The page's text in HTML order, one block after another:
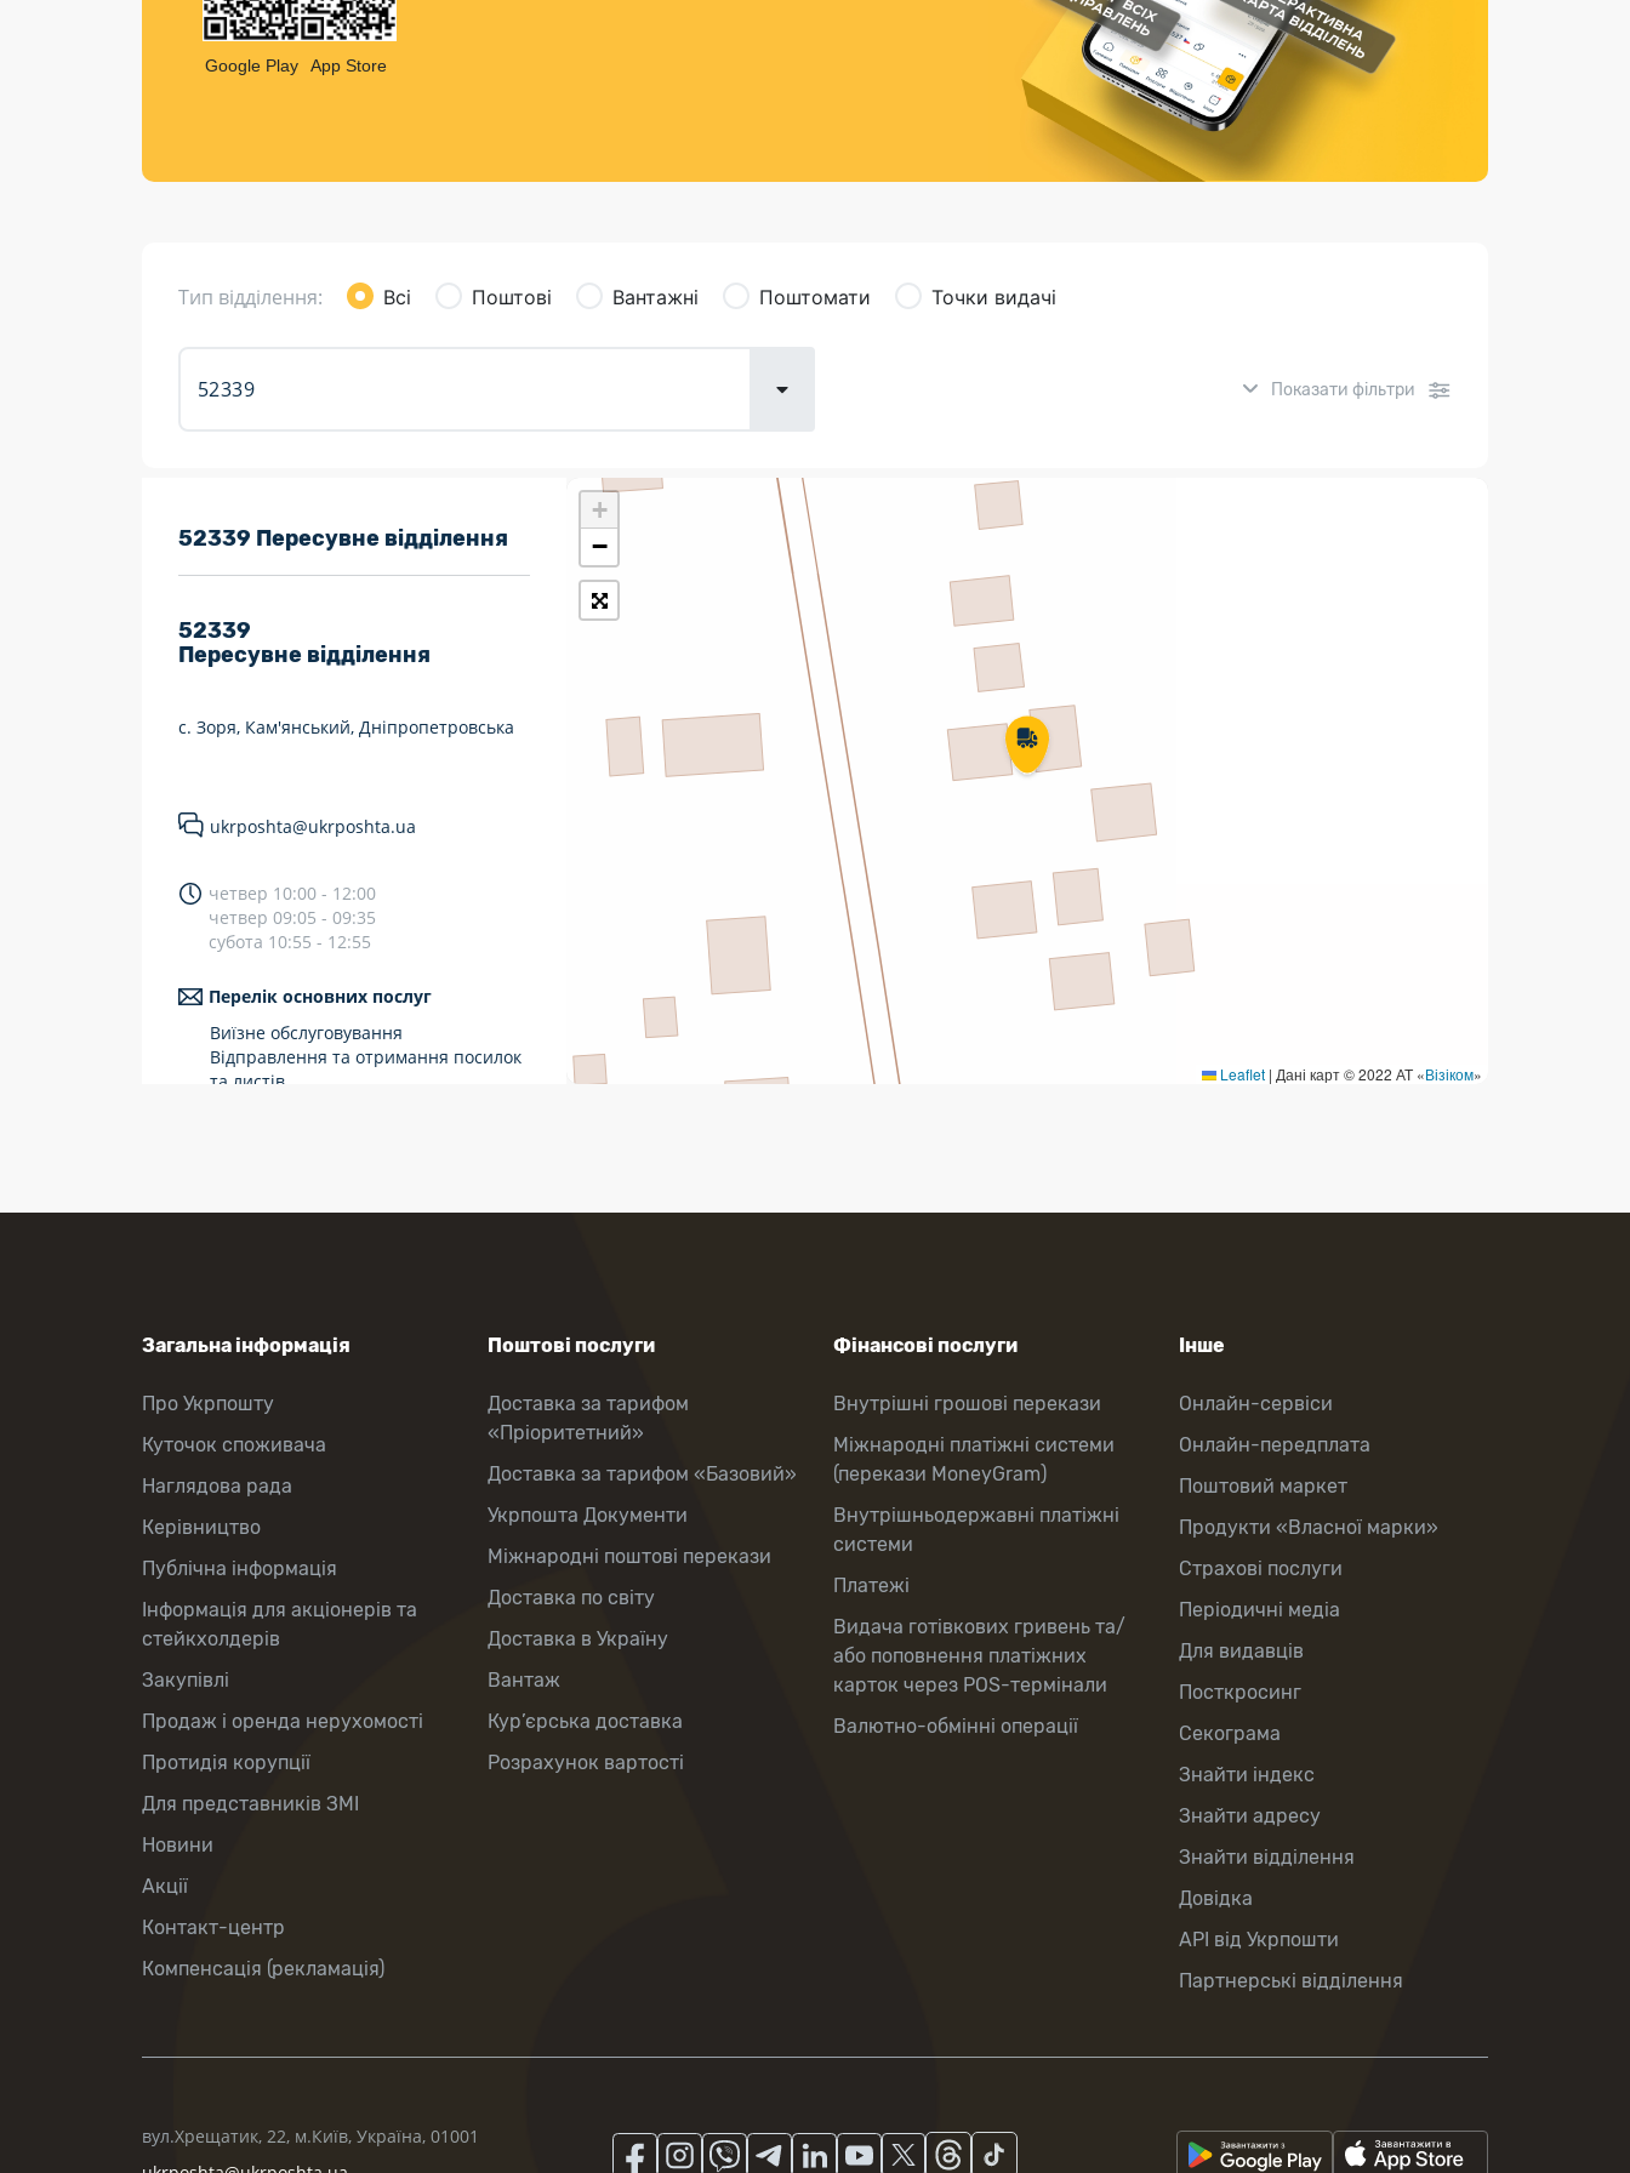
Листи та листівки
Кур’єрська доставка
Страхові послуги
Каталог «Укрпошта Маркет»
Google Play App Store
Тип відділення: Всі Поштові Вантажні Поштомати Точки видачі
Показати фільтри
7 днів на тиждень
Працюють після 19:00
Працюють у вихідні
Поштові послуги:
Укрпошта Експрес/тариф
Укрпошта Стандарт/тариф «Базовий»
Доставка за межі України
Прийом вантажів
52339 Пересувне відділення
52339
Пересувне відділення
с. Зоря, Кам'янський, Дніпропетровська
ukrposhta@ukrposhta.ua
четвер 10:00 - 12:00
четвер 09:05 - 09:35
субота 10:55 - 12:55
Перелік основних послуг
Виїзне обслуговування
Відправлення та отримання посилок
та листів
+
−
Leaflet | Дані карт © 2022 АТ «Візіком»
Загальна інформація
Про Укрпошту
Куточок споживача
Наглядова рада
Керівництво
Публічна інформація
Інформація для акціонерів та
стейкхолдерів
Закупівлі
Продаж і оренда нерухомості
Протидія корупції
Для представників ЗМІ
Новини
Акції
Контакт-центр
Компенсація (рекламація)
Поштові послуги
Доставка за тарифом
«Пріоритетний»
Доставка за тарифом «Базовий»
Укрпошта Документи
Міжнародні поштові перекази
Доставка по світу
Доставка в Україну
Вантаж
Кур’єрська доставка
Розрахунок вартості
Фінансові послуги
Внутрішні грошові перекази
Міжнародні платіжні системи
(перекази MoneyGram)
Внутрішньодержавні платіжні
системи
Платежі
Видача готівкових гривень та/
або поповнення платіжних
карток через POS-термінали
Валютно-обмінні операції
Інше
Онлайн-сервіси
Онлайн-передплата
Поштовий маркет
Продукти «Власної марки»
Страхові послуги
Періодичні медіа
Для видавців
Посткросинг
Секограма
Знайти індекс
Знайти адресу
Знайти відділення
Довідка
API від Укрпошти
Партнерські відділення
вул.Хрещатик, 22, м.Київ, Україна, 01001